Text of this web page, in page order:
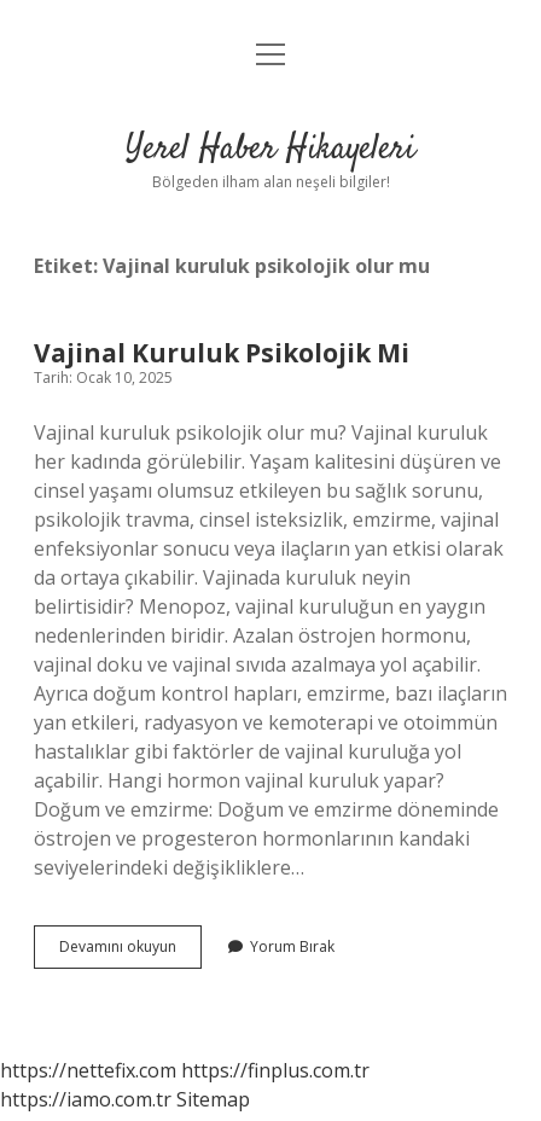
Anasayfa
Yasal Uyarı
menüyü
Yerel Haber Hikayeleri
Bölgeden ilham alan neşeli bilgiler!
Etiket:Vajinal kuruluk psikolojik olur mu
Vajinal Kuruluk Psikolojik Mi
Tarih: Ocak 10, 2025
Vajinal kuruluk psikolojik olur mu? Vajinal kuruluk
her kadında görülebilir. Yaşam kalitesini düşüren ve
cinsel yaşamı olumsuz etkileyen bu sağlık sorunu,
psikolojik travma, cinsel isteksizlik, emzirme, vajinal
enfeksiyonlar sonucu veya ilaçların yan etkisi olarak
da ortaya çıkabilir. Vajinada kuruluk neyin
belirtisidir? Menopoz, vajinal kuruluğun en yaygın
nedenlerinden biridir. Azalan östrojen hormonu,
vajinal doku ve vajinal sıvıda azalmaya yol açabilir.
Ayrıca doğum kontrol hapları, emzirme, bazı ilaçların
yan etkileri, radyasyon ve kemoterapi ve otoimmün
hastalıklar gibi faktörler de vajinal kuruluğa yol
açabilir. Hangi hormon vajinal kuruluk yapar?
Doğum ve emzirme: Doğum ve emzirme döneminde
östrojen ve progesteron hormonlarının kandaki
seviyelerindeki değişikliklere…
Devamını okuyun
Kuruluk
Yorum Bırak
https://nettefix.com https://finplus.com.tr
https://iamo.com.trSitemap